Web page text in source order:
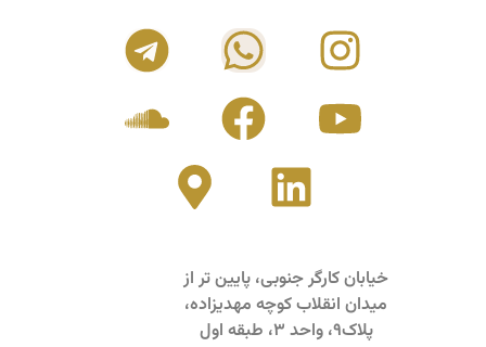
خیابان کارگر جنوبی، پایین تر از
میدان انقلاب کوچه مهدیزاده،
پلاک9، واحد 3، طبقه اول